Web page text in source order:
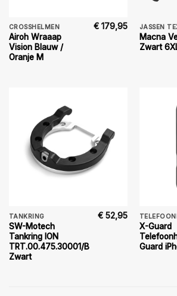
CROSSHELMEN
Airoh Wraaap
Vision Blauw /
Oranje M
€ 179,95
Macna
Zwart
TANKRING
SW-Motech
Tankring ION
TRT.00.475.30001/B
Zwart
€ 52,95
X-Guard
Guard